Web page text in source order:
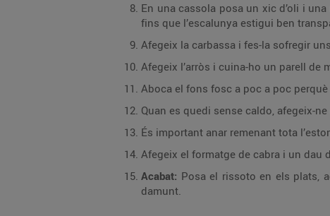
En una cassola posa un xic d’oli i
fins que l’escalunya estigui ben
Afegeix la carbassa i fes-la sofregir
Afegeix l’arròs i cuina-ho un parell de
Aboca el fons fosc a poc a poc
Quan es quedi sense caldo, afegeix-
És important anar remenant tota
Afegeix el formatge de cabra i un dau
Acabat: Posa el rissoto en els plats,
damunt.